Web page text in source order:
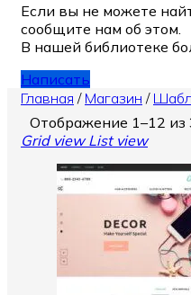
Если вы не можете
сообщите нам об этом.
В нашей библиотеке
Написать
Главная / Магазин /
Отображение 1–12 из
Grid view List view